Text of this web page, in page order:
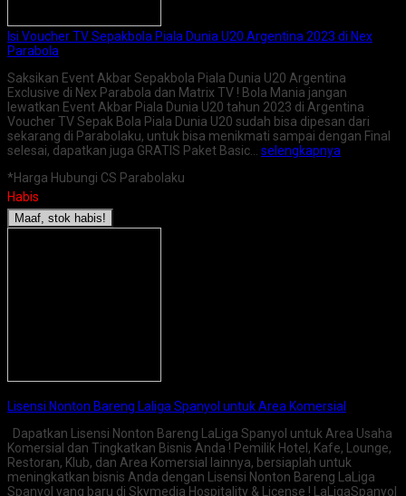
Isi Voucher TV Sepakbola Piala Dunia U20 Argentina 2023 di Nex
Parabola
Saksikan Event Akbar Sepakbola Piala Dunia U20 Argentina
Exclusive di Nex Parabola dan Matrix TV ! Bola Mania jangan
lewatkan Event Akbar Piala Dunia U20 tahun 2023 di Argentina
Voucher TV Sepak Bola Piala Dunia U20 sudah bisa dipesan dari
sekarang di Parabolaku, untuk bisa menikmati sampai dengan Final
selesai, dapatkan juga GRATIS Paket Basic… selengkapnya
*Harga Hubungi CS Parabolaku
Habis
Maaf, stok habis!
Lisensi Nonton Bareng Laliga Spanyol untuk Area Komersial
Dapatkan Lisensi Nonton Bareng LaLiga Spanyol untuk Area Usaha
Komersial dan Tingkatkan Bisnis Anda ! Pemilik Hotel, Kafe, Lounge,
Restoran, Klub, dan Area Komersial lainnya, bersiaplah untuk
meningkatkan bisnis Anda dengan Lisensi Nonton Bareng LaLiga
Spanyol yang baru di Skymedia Hospitality & License ! LaLigaSpanyol